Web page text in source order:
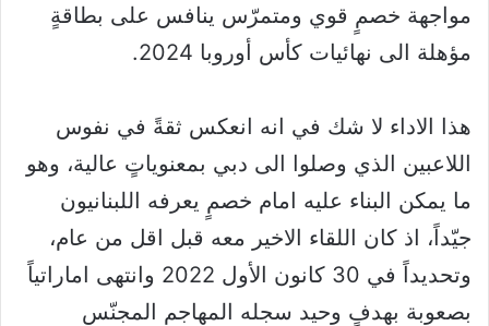
مواجهة خصمٍ قوي ومتمرّس ينافس على بطاقةٍ
مؤهلة الى نهائيات كأس أوروبا 2024.
هذا الاداء لا شك في انه انعكس ثقةً في نفوس
اللاعبين الذي وصلوا الى دبي بمعنوياتٍ عالية، وهو
ما يمكن البناء عليه امام خصمٍ يعرفه اللبنانيون
جيّداً، اذ كان اللقاء الاخير معه قبل اقل من عام،
وتحديداً في 30 كانون الأول 2022 وانتهى اماراتياً
بصعوبة بهدفٍ وحيد سجله المهاجم المجنّس